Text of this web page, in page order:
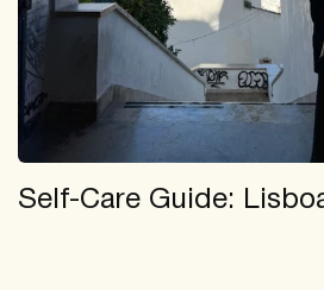
Self-Care Guide: